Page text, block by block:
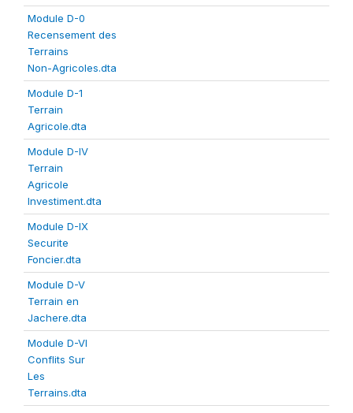
Module D-0
Recensement des
Terrains
Non-Agricoles.dta
Module D-1
Terrain
Agricole.dta
Module D-IV
Terrain
Agricole
Investiment.dta
Module D-IX
Securite
Foncier.dta
Module D-V
Terrain en
Jachere.dta
Module D-VI
Conflits Sur
Les
Terrains.dta